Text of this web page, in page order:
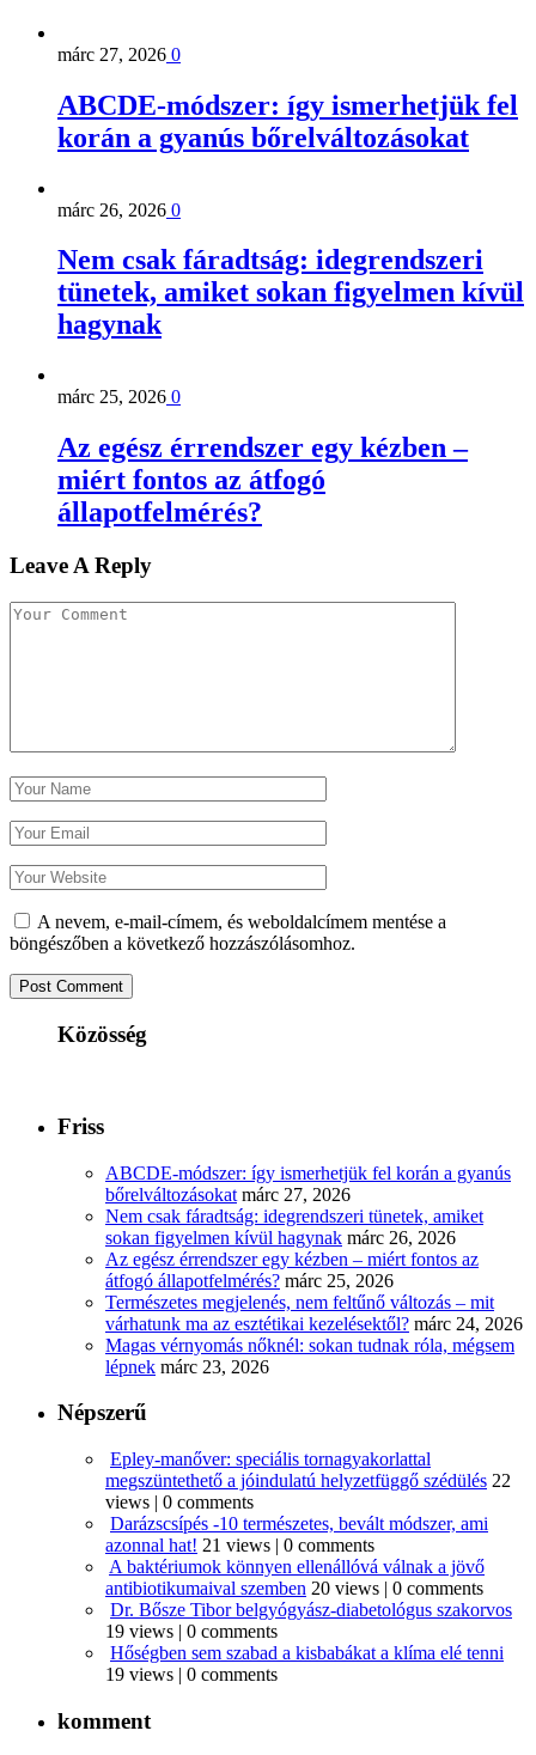
márc 27, 2026 0
ABCDE‑módszer: így ismerhetjük fel
korán a gyanús bőrelváltozásokat
márc 26, 2026 0
Nem csak fáradtság: idegrendszeri
tünetek, amiket sokan figyelmen kívül
hagynak
márc 25, 2026 0
Az egész érrendszer egy kézben –
miért fontos az átfogó
állapotfelmérés?
Leave A Reply
A nevem, e-mail-címem, és weboldalcímem mentése a
böngészőben a következő hozzászólásomhoz.
Közösség
Friss
ABCDE‑módszer: így ismerhetjük fel korán a gyanús
bőrelváltozásokat márc 27, 2026
Nem csak fáradtság: idegrendszeri tünetek, amiket
sokan figyelmen kívül hagynak márc 26, 2026
Az egész érrendszer egy kézben – miért fontos az
átfogó állapotfelmérés? márc 25, 2026
Természetes megjelenés, nem feltűnő változás – mit
várhatunk ma az esztétikai kezelésektől? márc 24, 2026
Magas vérnyomás nőknél: sokan tudnak róla, mégsem
lépnek márc 23, 2026
Népszerű
Epley-manőver: speciális tornagyakorlattal
megszüntethető a jóindulatú helyzetfüggő szédülés 22
views | 0 comments
Darázscsípés -10 természetes, bevált módszer, ami
azonnal hat! 21 views | 0 comments
A baktériumok könnyen ellenállóvá válnak a jövő
antibiotikumaival szemben 20 views | 0 comments
Dr. Bősze Tibor belgyógyász-diabetológus szakorvos
19 views | 0 comments
Hőségben sem szabad a kisbabákat a klíma elé tenni
19 views | 0 comments
komment